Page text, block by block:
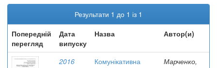
Результати 1 до 1 із 1
Попередній
перегляд
Дата
випуску
Назва Автор(и)
2016
Комунікативна
Марченко,